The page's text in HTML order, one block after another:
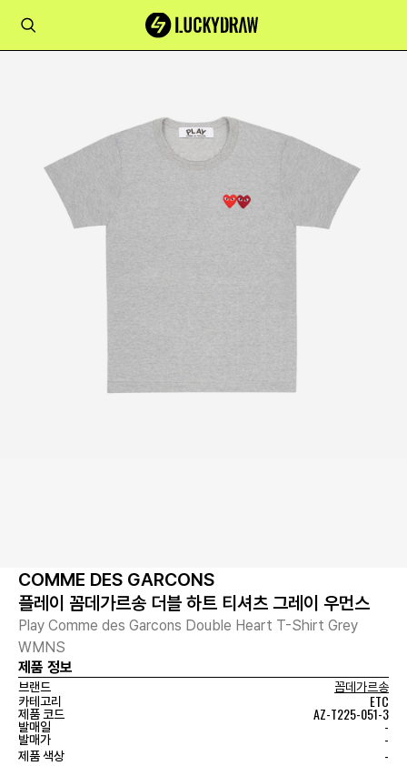
COMME DES GARCONS
플레이 꼼데가르송 더블 하트 티셔츠 그레이 우먼스
Play Comme des Garcons Double Heart T-Shirt Grey
WMNS
제품 정보
브랜드
꼼데가르송
카테고리
ETC
제품 코드 AZ-T225-051-3
발매일 -
발매가 -
제품 색상 -